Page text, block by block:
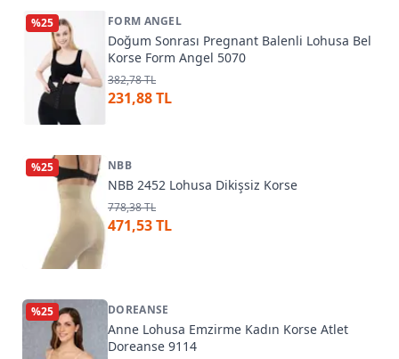
%25 FORM ANGEL
Doğum Sonrası Pregnant Balenli Lohusa Bel
Korse Form Angel 5070
382,78 TL
231,88 TL
%25 NBB
NBB 2452 Lohusa Dikişsiz Korse
778,38 TL
471,53 TL
%25 DOREANSE
Anne Lohusa Emzirme Kadın Korse Atlet
Doreanse 9114